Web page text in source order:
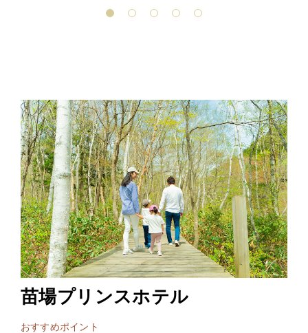
苗場プリンスホテル
おすすめポイント